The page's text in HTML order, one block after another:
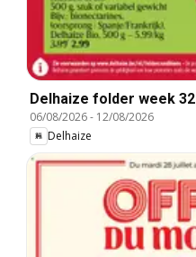
Delhaize folder week 32
06/08/2026- 12/08/2026
Delhaize